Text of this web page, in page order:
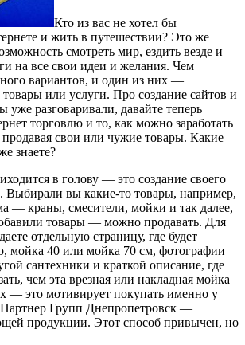
Кто из вас не хотел бы
и жить в путешествии? Это же
смотреть мир, ездить везде и
на все свои идеи и желания. Чем
вариантов, и один из них —
товары или услуги. Про создание сайтов и
уже разговаривали, давайте теперь
торговлю и то, как можно заработать
свои или чужие товары. Какие
знаете?
в голову — это создание своего
Выбирали вы какие-то товары, например,
— краны, смесители, мойки и так далее,
товары — можно продавать. Для
отдельную страницу, где будет
мойка 40 или мойка 70 см, фотографии
сантехники и краткой описание, где
чем эта врезная или накладная мойка
— это мотивирует покупать именно у
Групп Днепропетровск —
продукции. Этот способ привычен, но